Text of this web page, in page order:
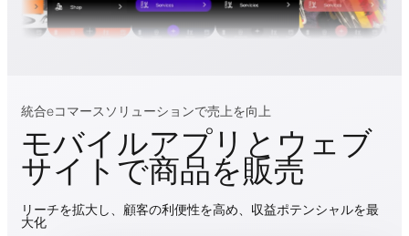
統合eコマースソリューションで売上を向上
モバイルアプリとウェブ
サイトで商品を販売
リーチを拡大し、顧客の利便性を高め、収益ポテンシャルを最
大化